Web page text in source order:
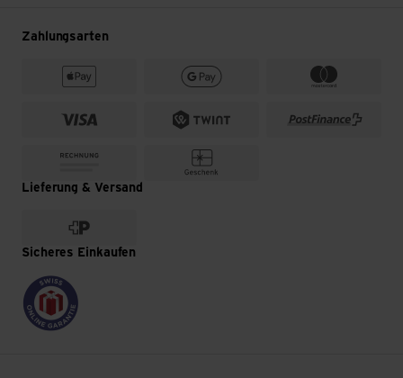
Zahlungsarten
Lieferung & Versand
Sicheres Einkaufen